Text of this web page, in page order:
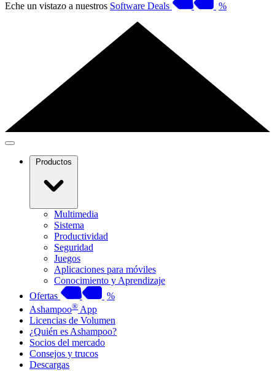
Eche un vistazo a nuestros Software Deals %
Productos
Multimedia
Sistema
Productividad
Seguridad
Juegos
Aplicaciones para móviles
Conocimiento y Aprendizaje
Ofertas
%
Ashampoo® App
Licencias de Volumen
¿Quién es Ashampoo?
Socios del mercado
Consejos y trucos
Descargas